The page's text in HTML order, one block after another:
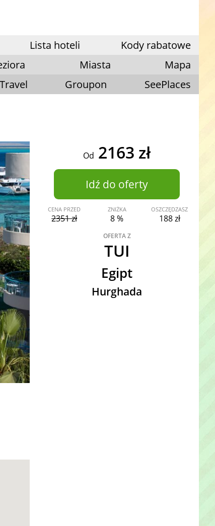
Lista hoteli
Kody rabatowe
Miasta
Mapa
Groupon SeePlaces
Od 2163 zł
Idź do oferty
CENA PRZED
2351 zł
ZNIŻKA
8 %
OSZCZĘDZASZ
188 zł
OFERTA Z
TUI
Egipt
Hurghada